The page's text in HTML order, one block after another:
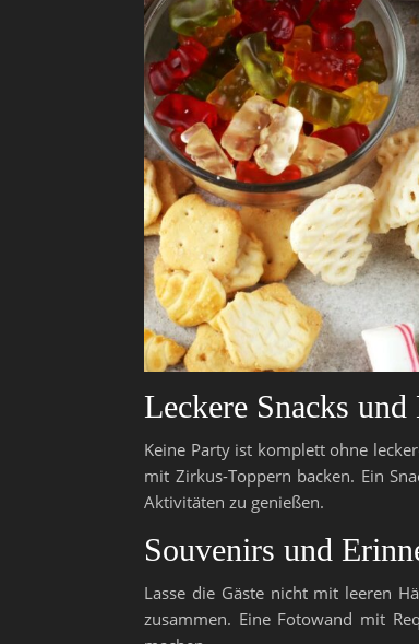
Leckere Snacks und
Keine Party ist komplett ohne
mit Zirkus-Toppern backen. Ein
Aktivitäten zu genießen.
Souvenirs und
Lasse die Gäste nicht mit leeren
zusammen. Eine Fotowand mit